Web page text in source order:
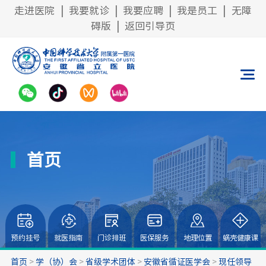
走进医院 我要就诊 我要应聘 我是员工
无障
碍版
返回引导页
首页
预约挂号 就医指南 门诊排班 医保服务 地理位置 蜗壳健康课
首页 > 学（协）会> 省级学术团体 > 安徽省循证医学会> 现任领导